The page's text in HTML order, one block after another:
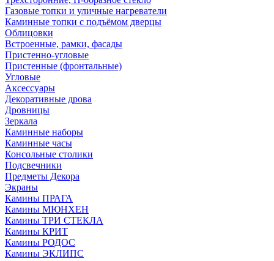
Газовые топки и уличные нагреватели
Каминные топки с подъёмом дверцы
Облицовки
Встроенные, рамки, фасады
Пристенно-угловые
Пристенные (фронтальные)
Угловые
Аксессуары
Декоративные дрова
Дровницы
Зеркала
Каминные наборы
Каминные часы
Консольные столики
Подсвечники
Предметы Декора
Экраны
Камины ПРАГА
Камины МЮНХЕН
Камины ТРИ СТЕКЛА
Камины КРИТ
Камины РОДОС
Камины ЭКЛИПС